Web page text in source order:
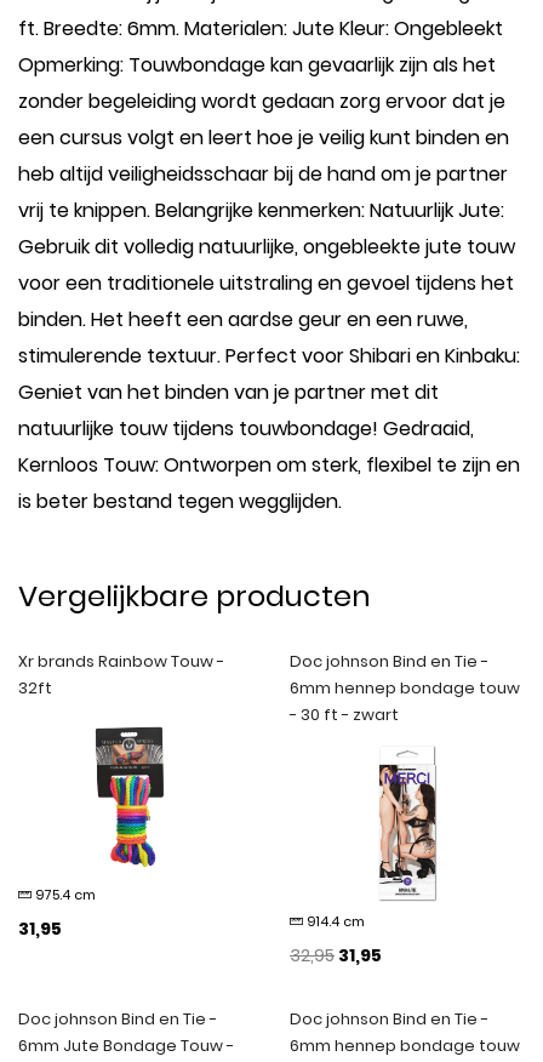
ft. Breedte: 6mm. Materialen: Jute Kleur: Ongebleekt
Opmerking: Touwbondage kan gevaarlijk zijn als het
zonder begeleiding wordt gedaan zorg ervoor dat je
een cursus volgt en leert hoe je veilig kunt binden en
heb altijd veiligheidsschaar bij de hand om je partner
vrij te knippen. Belangrijke kenmerken: Natuurlijk Jute:
Gebruik dit volledig natuurlijke, ongebleekte jute touw
voor een traditionele uitstraling en gevoel tijdens het
binden. Het heeft een aardse geur en een ruwe,
stimulerende textuur. Perfect voor Shibari en Kinbaku:
Geniet van het binden van je partner met dit
natuurlijke touw tijdens touwbondage! Gedraaid,
Kernloos Touw: Ontworpen om sterk, flexibel te zijn en
is beter bestand tegen wegglijden.
Vergelijkbare producten
Xr brands Rainbow Touw -
32ft
975.4 cm
31,95
Doc johnson Bind en Tie -
6mm hennep bondage touw
- 30 ft - zwart
914.4 cm
32,95 31,95
Doc johnson Bind en Tie -
6mm Jute Bondage Touw -
Doc johnson Bind en Tie -
6mm hennep bondage touw